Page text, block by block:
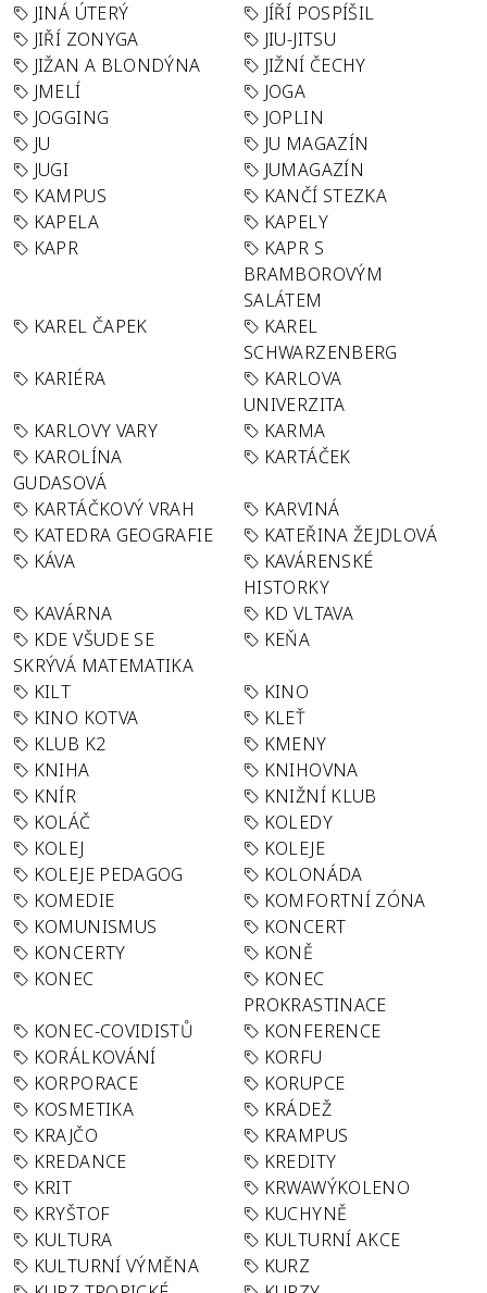
JINÁ ÚTERÝ
JÍŘÍ POSPÍŠIL
JIŘÍ ZONYGA
JIU-JITSU
JIŽAN A BLONDÝNA
JIŽNÍ ČECHY
JMELÍ
JOGA
JOGGING
JOPLIN
JU
JU MAGAZÍN
JUGI
JUMAGAZÍN
KAMPUS
KANČÍ STEZKA
KAPELA
KAPELY
KAPR
KAPR S
BRAMBOROVÝM
SALÁTEM
KAREL ČAPEK
KAREL
SCHWARZENBERG
KARIÉRA
KARLOVA
UNIVERZITA
KARLOVY VARY
KARMA
KAROLÍNA
GUDASOVÁ
KARTÁČEK
KARTÁČKOVÝ VRAH
KARVINÁ
KATEDRA GEOGRAFIE
KATEŘINA ŽEJDLOVÁ
KÁVA
KAVÁRENSKÉ
HISTORKY
KAVÁRNA
KD VLTAVA
KDE VŠUDE SE
SKRÝVÁ MATEMATIKA
KEŇA
KILT
KINO
KINO KOTVA
KLEŤ
KLUB K2
KMENY
KNIHA
KNIHOVNA
KNÍR
KNIŽNÍ KLUB
KOLÁČ
KOLEDY
KOLEJ
KOLEJE
KOLEJE PEDAGOG
KOLONÁDA
KOMEDIE
KOMFORTNÍ ZÓNA
KOMUNISMUS
KONCERT
KONCERTY
KONĚ
KONEC
KONEC
PROKRASTINACE
KONEC-COVIDISTŮ
KONFERENCE
KORÁLKOVÁNÍ
KORFU
KORPORACE
KORUPCE
KOSMETIKA
KRÁDEŽ
KRAJČO
KRAMPUS
KREDANCE
KREDITY
KRIT
KRWAWÝKOLENO
KRYŠTOF
KUCHYNĚ
KULTURA
KULTURNÍ AKCE
KULTURNÍ VÝMĚNA
KURZ